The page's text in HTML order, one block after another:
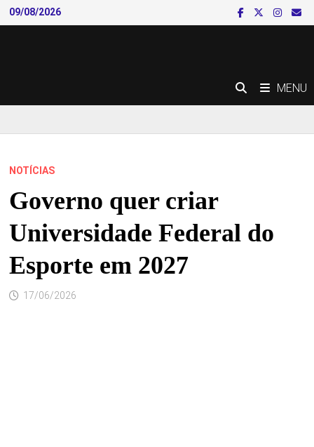
Skip
to
09/08/2026
MENU
NOTÍCIAS
Governo quer criar
Universidade Federal do
Esporte em 2027
17/06/2026